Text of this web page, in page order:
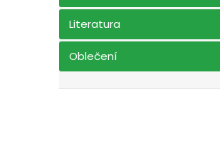
Literatura
Oblečení